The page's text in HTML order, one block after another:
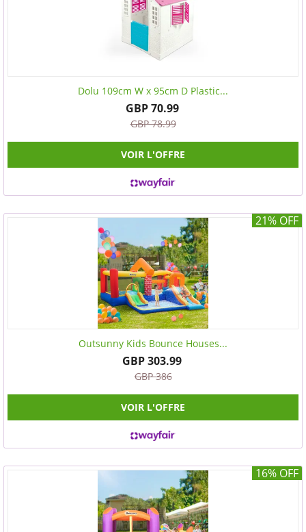
Dolu 109cm W x 95cm D Plastic...
GBP 70.99
GBP 78.99
VOIR L'OFFRE
21% OFF
Outsunny Kids Bounce Houses...
GBP 303.99
GBP 386
VOIR L'OFFRE
16% OFF